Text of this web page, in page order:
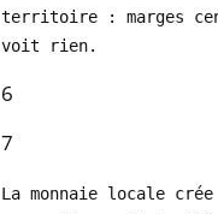
territoire : marges
voit rien.
6
7
La monnaie locale